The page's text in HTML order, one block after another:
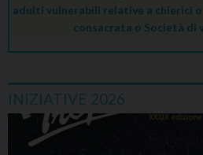
adulti vulnerabili relative a chierici
consacrata o Società di
INIZIATIVE 2026